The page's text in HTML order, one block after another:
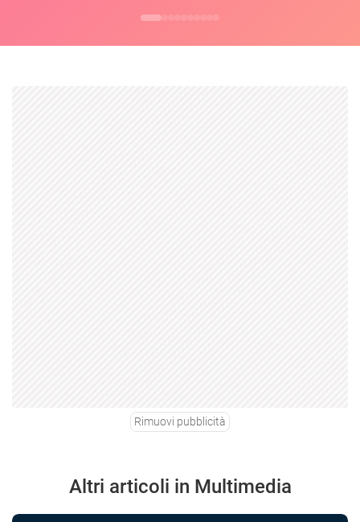
Rimuovi pubblicità
Altri articoli in Multimedia